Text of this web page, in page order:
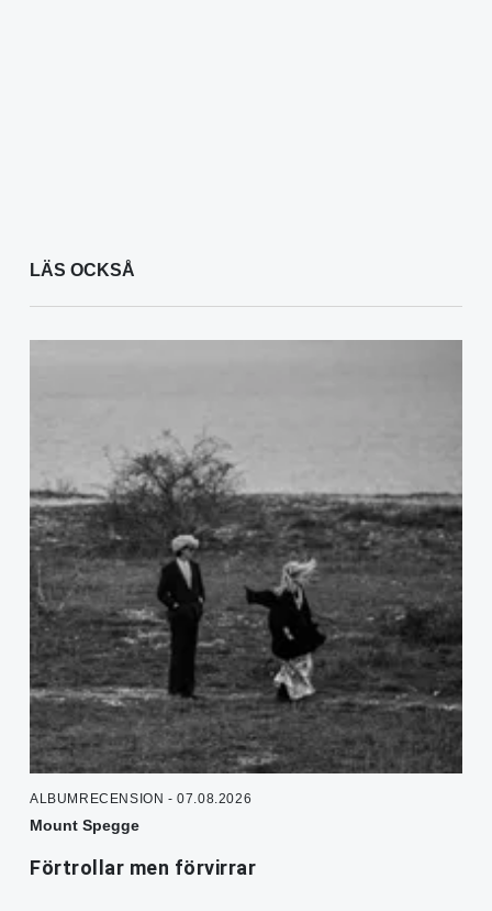
LÄS OCKSÅ
ALBUMRECENSION - 07.08.2026
Mount Spegge
Förtrollar men förvirrar